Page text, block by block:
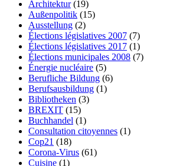
Architektur(19)
Außenpolitik (15)
Ausstellung (2)
Élections législatives 2007 (7)
Élections législatives 2017 (1)
Élections municipales 2008 (7)
Énergie nucléaire (5)
Berufliche Bildung (6)
Berufsausbildung (1)
Bibliotheken (3)
BREXIT (15)
Buchhandel (1)
Consultation citoyennes (1)
Cop21 (18)
Corona-Virus (61)
Cuisine (1)